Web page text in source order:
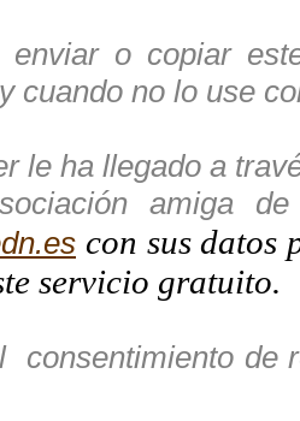
enviar o copiar
cuando no lo use
le ha llegado a
amiga
con sus datos
servicio gratuito.
consentimiento de